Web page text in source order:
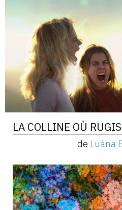
LA COLLINE OÙ
de Luàna